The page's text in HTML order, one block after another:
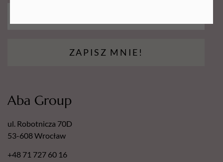
ZAPISZ MNIE!
Aba Group
ul. Robotnicza 70D
53-608 Wrocław
+48 71 727 60 16